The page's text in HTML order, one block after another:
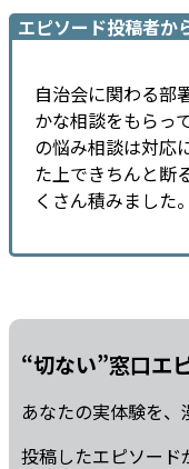
エピソード投稿者か
自治会に関わる部
かな相談をもらっ
の悩み相談は対応
た上できちんと断
くさん積みました。
“切ない”窓口エ
あなたの実体験を、
投稿したエピソード